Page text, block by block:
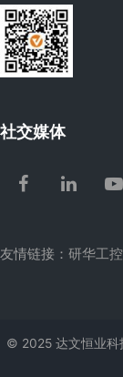
社交媒体
Facebook
友情链接： 研华工
© 2025 达文恒业科